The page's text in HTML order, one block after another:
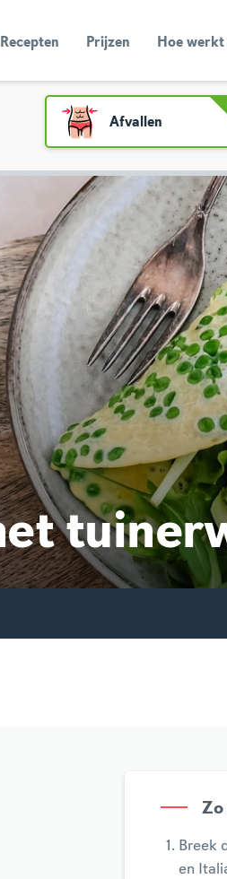
Recepten Prijzen Hoe werkt
Afvallen
Zo
Breek
en